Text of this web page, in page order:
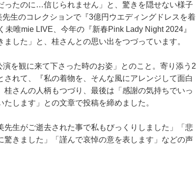
ったのに…信じられません」と、驚きを隠せない様子
生のコレクションで『3億円ウエディングドレスを着
唯mie LIVE、今年の『新春Pink Lady Night 2024』
した」と、桂さんとの思い出をつづっています。
を観に来て下さった時のお姿」とのこと。寄り添う2
れて、『私の着物を、そんな風にアレンジして面白
さんの人柄もつづり、最後は「感謝の気持ちでいっ
します」との文章で投稿を締めました。
生がご逝去された事で私もびっくりしました」「悲
きました」「謹んで哀悼の意を表します」などの声